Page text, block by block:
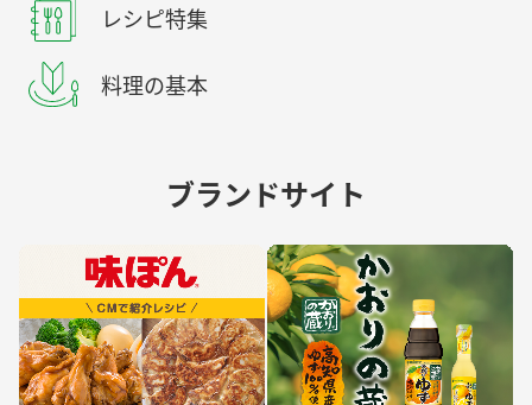
レシピ特集
料理の基本
ブランドサイト